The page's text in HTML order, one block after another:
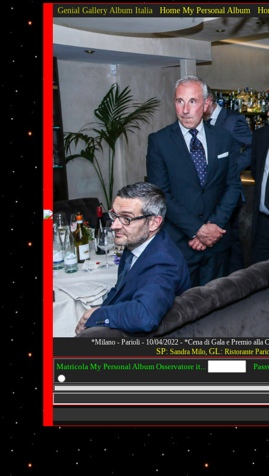
Genial Gallery Album Italia Home My Personal Album
*Milano - Parioli - 10/04/2022 - *Cena di Gala e Premio
SP: Sandra Milo, GL: Ristorante
Matricola My Personal Album Osservatore it...